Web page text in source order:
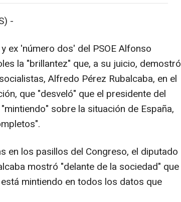
-
ex 'número dos' del PSOE Alfonso
la "brillantez" que, a su juicio, demostró
Alfredo Pérez Rubalcaba, en el
que "desveló" que el presidente del
sobre la situación de España,
en los pasillos del Congreso, el diputado
mostró "delante de la sociedad" que
mintiendo en todos los datos que